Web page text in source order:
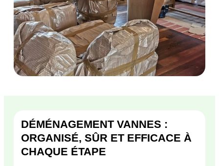
DÉMÉNAGEMENT VANNES :
ORGANISÉ, SÛR ET EFFICACE À
CHAQUE ÉTAPE